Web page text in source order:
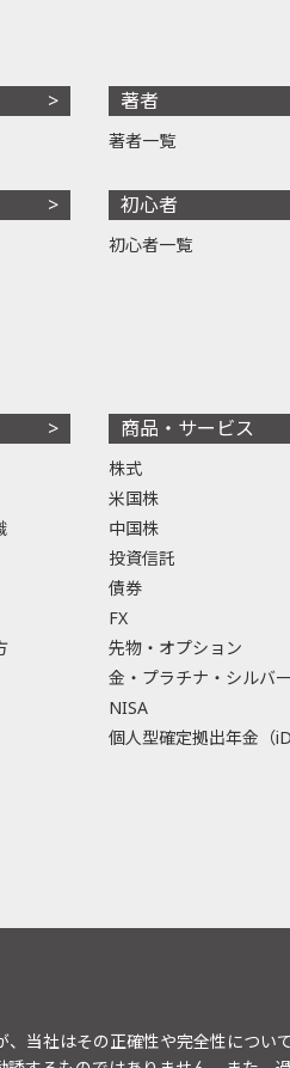
著者
著者一覧
初心者
初心者一覧
商品・サービス
株式
米国株
中国株
投資信託
債券
FX
先物・オプション
金・プラチナ・シルバー
NISA
個人型確定拠出年金（
当社はその正確性や完全性につい